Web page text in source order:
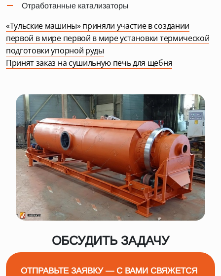
Отработанные катализаторы
«Тульские машины» приняли участие в создании
первой в мире первой в мире установки термической
подготовки упорной руды
Принят заказ на сушильную печь для щебня
ОБСУДИТЬ ЗАДАЧУ
ОТПРАВЬТЕ ЗАЯВКУ — С ВАМИ СВЯЖЕТСЯ